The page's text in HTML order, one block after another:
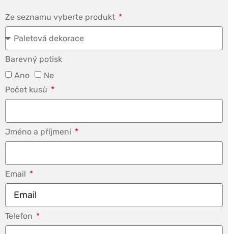
Ze seznamu vyberte produkt
Barevný potisk
Ano
Ne
Počet kusů
Jméno a příjmení
Email
Telefon